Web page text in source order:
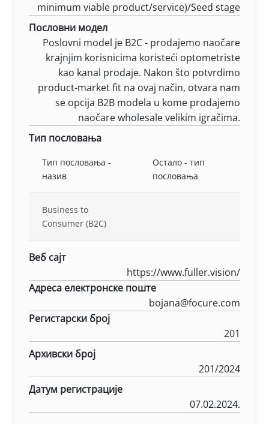
minimum viable product/service)/Seed stage
Пословни модел
Poslovni model je B2C - prodajemo naočare
krajnjim korisnicima koristeći optometriste
kao kanal prodaje. Nakon što potvrdimo
product-market fit na ovaj način, otvara nam
se opcija B2B modela u kome prodajemo
naočare wholesale velikim igračima.
Тип пословања
Тип пословања -
назив
Остало - тип
пословања
Business to
Consumer (B2C)
Веб сајт
https://www.fuller.vision/
Адреса електронске поште
bojana@focure.com
Регистарски број
201
Архивски број
201/2024
Датум регистрације
07.02.2024.